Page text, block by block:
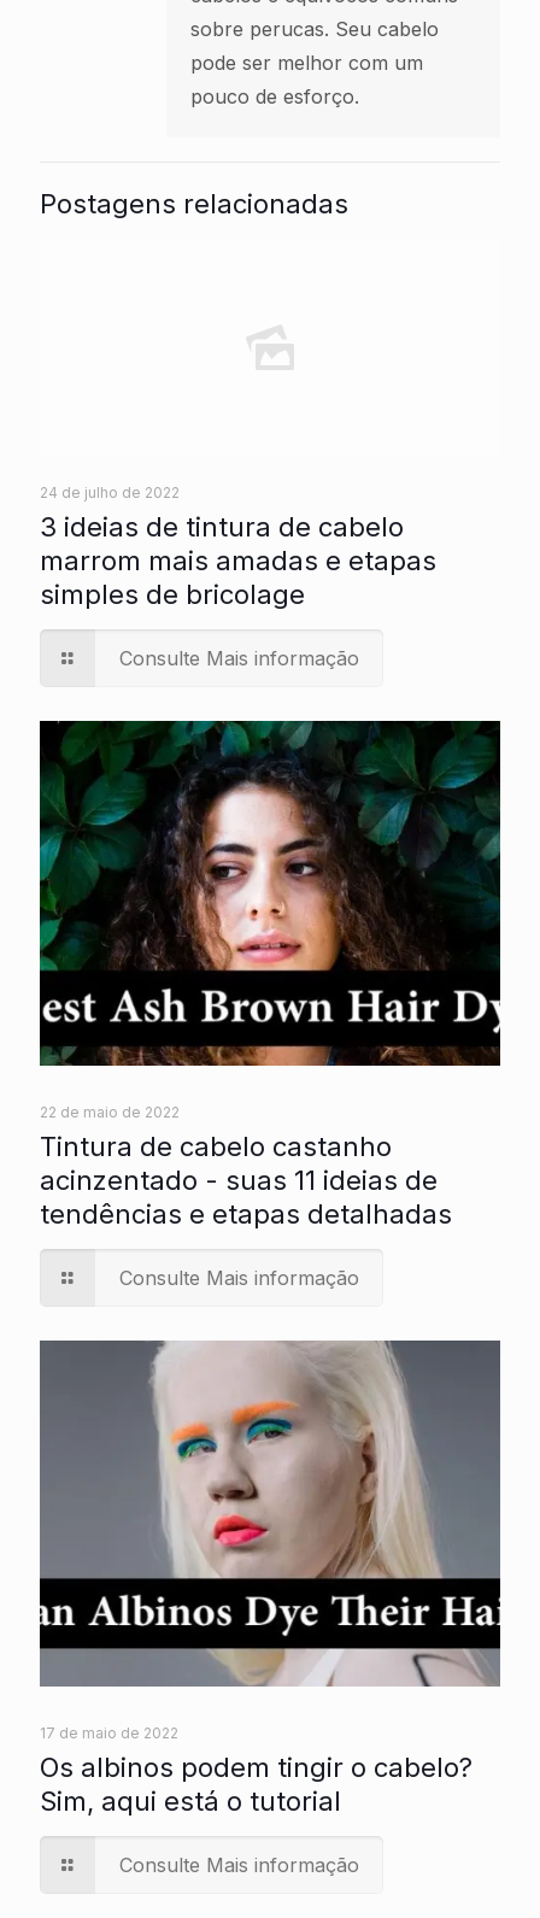
sobre perucas. Seu cabelo
pode ser melhor com um
pouco de esforço.
Postagens relacionadas
24 de julho de 2022
3 ideias de tintura de cabelo
marrom mais amadas e etapas
simples de bricolage
Consulte Mais informação
22 de maio de 2022
Tintura de cabelo castanho
acinzentado - suas 11 ideias de
tendências e etapas detalhadas
Consulte Mais informação
17 de maio de 2022
Os albinos podem tingir o cabelo?
Sim, aqui está o tutorial
Consulte Mais informação